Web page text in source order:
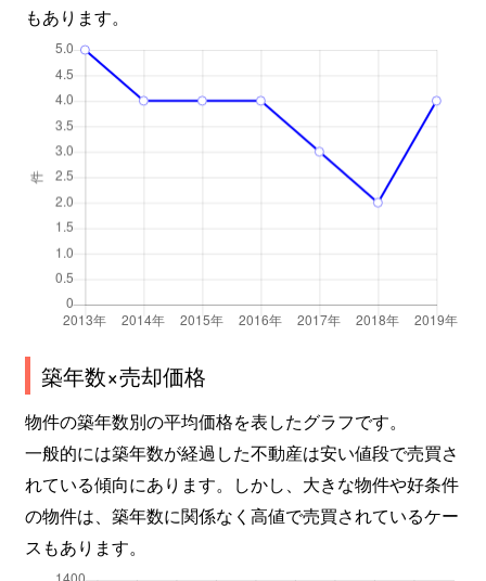
もあります。
築年数×売却価格
物件の築年数別の平均価格を表したグラフです。
一般的には築年数が経過した不動産は安い値段で売買さ
れている傾向にあります。しかし、大きな物件や好条件
の物件は、築年数に関係なく高値で売買されているケー
スもあります。